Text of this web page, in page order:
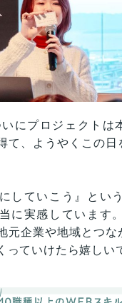
にプロジェクトは
て、ようやくこの日
していこう』とい
に実感しています
元企業や地域とつな
っていけたら嬉しい